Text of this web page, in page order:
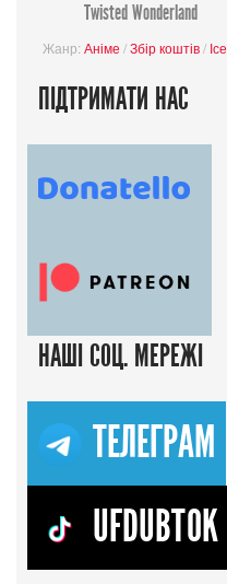
Twisted Wonderland
Жанр: Аніме /Збір коштів/ Ісекай
ПІДТРИМАТИ НАС
НАШІ СОЦ. МЕРЕЖІ
ТЕЛЕГРАМ
UFDUBTOK